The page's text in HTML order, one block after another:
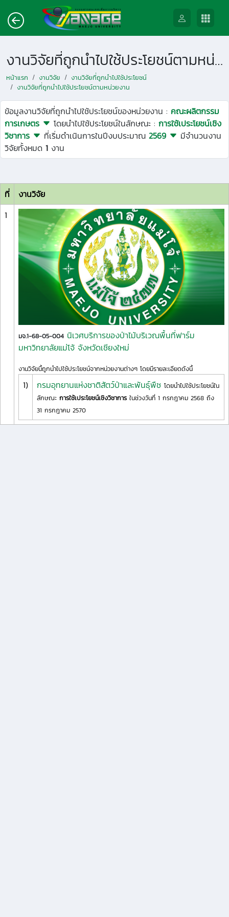
งานวิจัยที่ถูกนำไปใช้ประโยชน์ตามหน่วยงาน
หน้าแรก งานวิจัย
งานวิจัยที่ถูกนำไปใช้ประโยชน์
งานวิจัยที่ถูกนำไปใช้ประโยชน์ตามหน่วยงาน
ข้อมูลงานวิจัยที่ถูกนำไปใช้ประโยชน์ของหน่วยงาน : คณะผลิตกรรม
การเกษตร
โดยนำไปใช้ประโยชน์ในลักษณะ : การใช้เประโยชน์เชิง
วิชาการ
ที่เริ่มดำเนินการในปีงบประมาณ 2569
มีจำนวนงาน
วิจัยทั้งหมด 1 งาน
ที่
งานวิจัย
1
มจ.1-68-05-004 นิเวศบริการของป่าไม้บริเวณพื้นที่ฟาร์ม
มหาวิทยาลัยแม่โจ้ จังหวัดเชียงใหม่
งานวิจัยนี้ถูกนำไปใช้ประโยชน์จากหน่วยงานต่างๆ โดยมีรายละเอียดดังนี้
1) กรมอุทยานแห่งชาติสัตว์ป่าและพันธุ์พืช โดยนำไปใช้ประโยชน์ใน
ลักษณะ การใช้เประโยชน์เชิงวิชาการ ในช่วงวันที่ 1 กรกฎาคม 2568 ถึง
31 กรกฎาคม 2570